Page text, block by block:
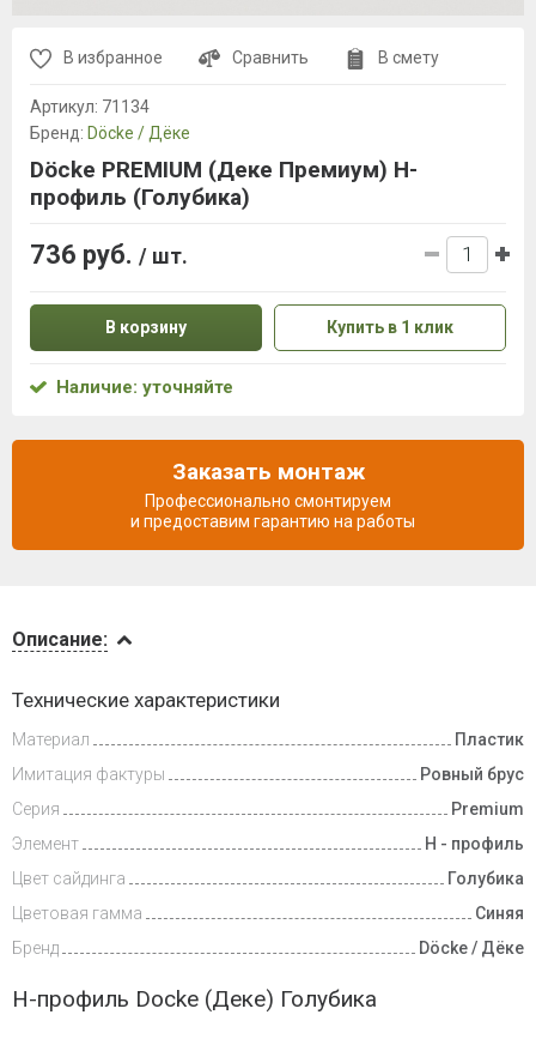
и оплата
Описание:
Технические характеристики
Материал
Пластик
Имитация фактуры
Ровный брус
Серия
Premium
Элемент
Н - профиль
Цвет сайдинга
Голубика
Цветовая гамма
Синяя
Бренд
Döcke / Дёке
H-профиль Docke (Деке) Голубика
В избранное Сравнить В смету
Артикул: 71134
Бренд: Döcke / Дёке
Döcke PREMIUM (Деке Премиум) H-
профиль (Голубика)
736 руб. / шт.
В корзину Купить в 1 клик
Наличие: уточняйте
Заказать монтаж
Профессионально смонтируем
и предоставим гарантию на работы